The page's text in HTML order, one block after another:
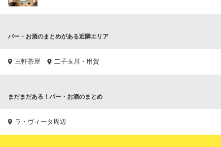
バー・お酒のまとめがある近隣エリア
三軒茶屋 二子玉川・用賀
まだまだある！バー・お酒のまとめ
ラ・ヴィータ周辺